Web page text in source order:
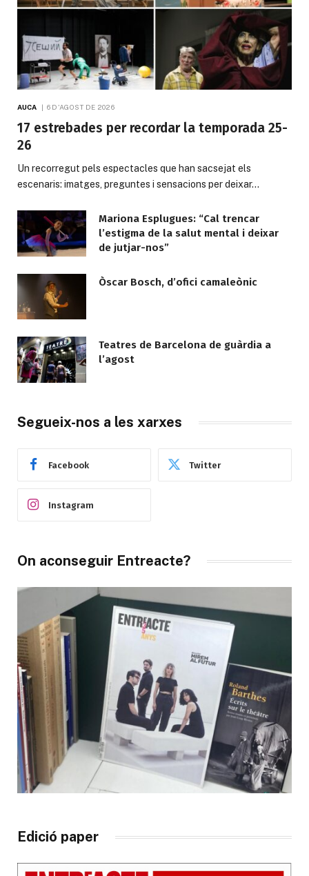
AUCA 6 D'AGOST DE 2026
17 estrebades per recordar la temporada 25-
26
Un recorregut pels espectacles que han sacsejat els
escenaris: imatges, preguntes i sensacions per deixar…
Mariona Esplugues: “Cal trencar
l’estigma de la salut mental i deixar
de jutjar-nos”
Òscar Bosch, d’ofici camaleònic
Teatres de Barcelona de guàrdia a
l’agost
Segueix-nos a les xarxes
Facebook Twitter
Instagram
On aconseguir Entreacte?
Edició paper